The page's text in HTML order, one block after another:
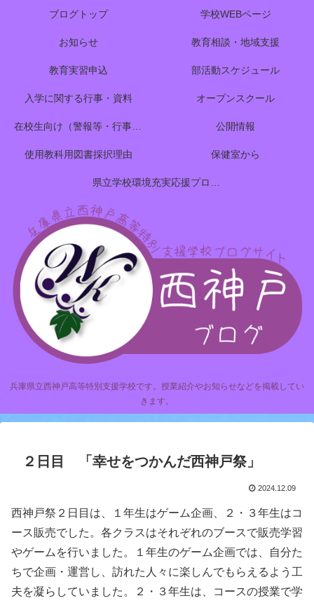
兵庫県立西神戸高等特別支援学校です。授業紹介やお知らせなどを掲載してい
きます。
ブログトップ 学校WEBページ
お知らせ 教育相談・地域支援
教育実習申込 部活動スケジュール
入学に関する行事・資料 オープンスクール
在校生向け（警報等・行事予定） 公開情報
使用教科用図書採択理由 保健室から
２日目 「幸せをつかんだ西神戸祭」
2024.12.09
西神戸祭２日目は、１年生はゲーム企画、２・３年生はコ
ース販売でした。各クラスはそれぞれのブースで販売学習
やゲームを行いました。１年生のゲーム企画では、自分た
ちで企画・運営し、訪れた人々に楽しんでもらえるよう工
夫を凝らしていました。２・３年生は、コースの授業で学